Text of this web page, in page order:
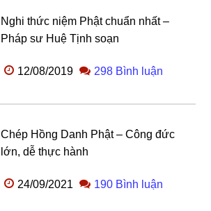
Nghi thức niệm Phật chuẩn nhất –
Pháp sư Huệ Tịnh soạn
12/08/2019 298 Bình luận
Chép Hồng Danh Phật – Công đức
lớn, dễ thực hành
24/09/2021 190 Bình luận